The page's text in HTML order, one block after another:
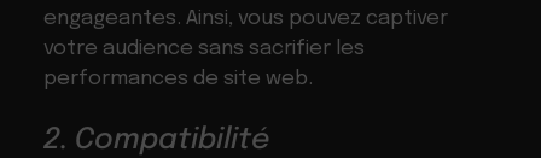
engageantes. Ainsi, vous pouvez captiver
votre audience sans sacrifier les
performances de site web.
2. Compatibilité